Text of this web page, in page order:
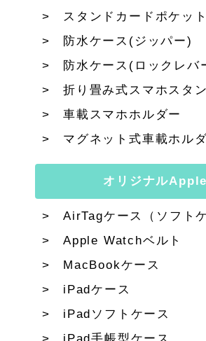
スタンドカードポケット
防水ケース(ジッパー)
防水ケース(ロックレバ
折り畳み式スマホスタ
車載スマホホルダー
マグネット式車載ホル
オリジナル
AirTagケース（ソフト
Apple Watchベルト
MacBookケース
iPadケース
iPadソフトケース